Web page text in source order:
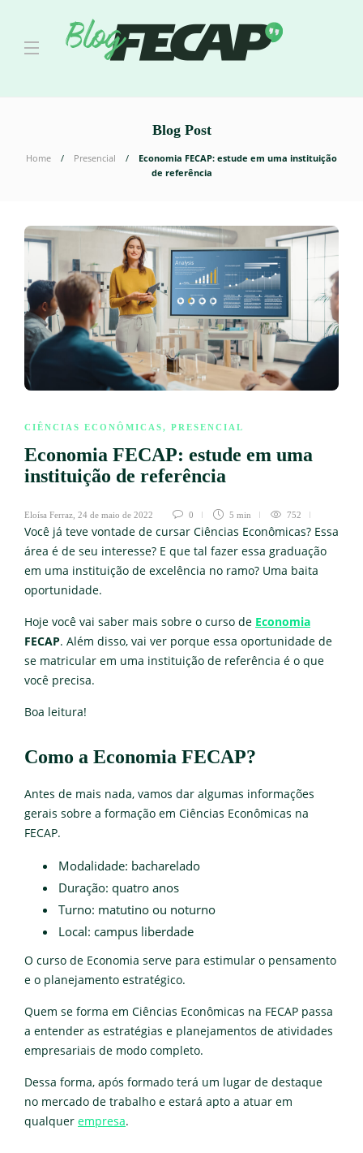
Blog Post
Home Presencial
Economia FECAP: estude em uma instituição
de referência
CIÊNCIAS ECONÔMICAS, PRESENCIAL
Economia FECAP: estude em uma
instituição de referência
Eloísa Ferraz 24 de maio de 2022 0 5 min 752
Você já teve vontade de cursar Ciências Econômicas? Essa
área é de seu interesse? E que tal fazer essa graduação
em uma instituição de excelência no ramo? Uma baita
oportunidade.
Hoje você vai saber mais sobre o curso de Economia
FECAP. Além disso, vai ver porque essa oportunidade de
se matricular em uma instituição de referência é o que
você precisa.
Boa leitura!
Como a Economia FECAP?
Antes de mais nada, vamos dar algumas informações
gerais sobre a formação em Ciências Econômicas na
FECAP.
Modalidade: bacharelado
Duração: quatro anos
Turno: matutino ou noturno
Local: campus liberdade
O curso de Economia serve para estimular o pensamento
e o planejamento estratégico.
Quem se forma em Ciências Econômicas na FECAP passa
a entender as estratégias e planejamentos de atividades
empresariais de modo completo.
Dessa forma, após formado terá um lugar de destaque
no mercado de trabalho e estará apto a atuar em
qualquer empresa.